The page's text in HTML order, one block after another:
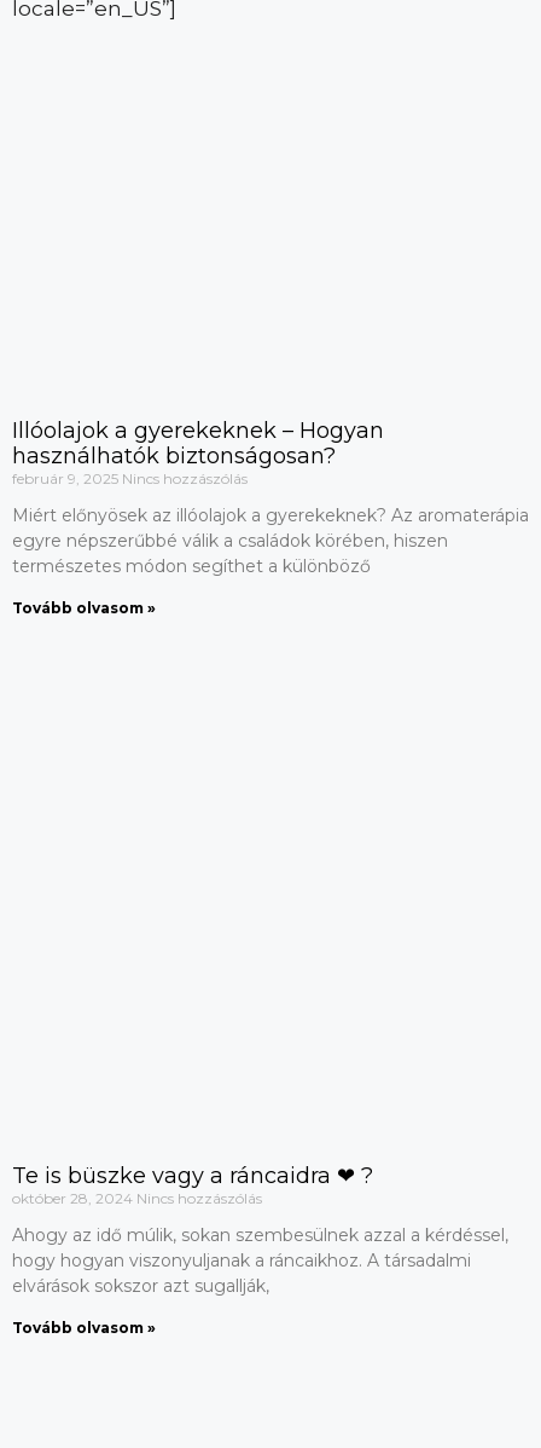
locale=”en_US”]
Illóolajok a gyerekeknek – Hogyan
használhatók biztonságosan?
február 9, 2025 Nincs hozzászólás
Miért előnyösek az illóolajok a gyerekeknek? Az aromaterápia
egyre népszerűbbé válik a családok körében, hiszen
természetes módon segíthet a különböző
Tovább olvasom »
Te is büszke vagy a ráncaidra ❤ ?
október 28, 2024 Nincs hozzászólás
Ahogy az idő múlik, sokan szembesülnek azzal a kérdéssel,
hogy hogyan viszonyuljanak a ráncaikhoz. A társadalmi
elvárások sokszor azt sugallják,
Tovább olvasom »